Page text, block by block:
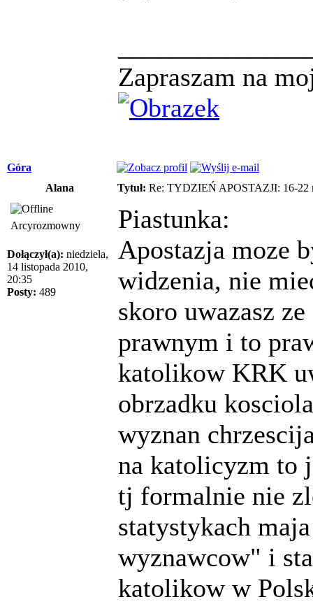
Zapraszam na
Góra
Alana
Tytuł: Re: TYDZIEŃ APOSTAZJI: 16-22
Arcyrozmowny
Dołączył(a): niedziela,
14 listopada 2010,
20:35
Posty: 489
Piastunka:
Apostazja moze
widzenia, nie
skoro uwazasz
prawnym i to
katolikow KRK
obrzadku
wyznan
na katolicyzm to
tj formalnie nie
statystykach
wyznawcow" i
katolikow w